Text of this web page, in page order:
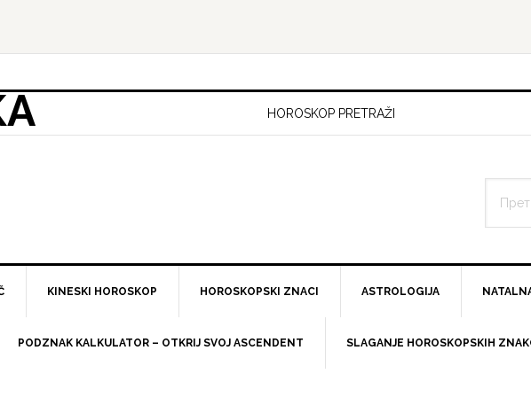
HOROSKOP PRETRAŽI
KINESKI HOROSKOP HOROSKOPSKI ZNACI ASTROLOGIJA
PODZNAK KALKULATOR – OTKRIJ SVOJ ASCENDENT SLAGANJE HOROSKOPSKIH